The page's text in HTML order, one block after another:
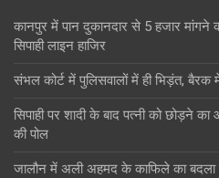
कानपुर में पान दुकानदार से 5 हजार मांगने
सिपाही लाइन हाजिर
संभल कोर्ट में पुलिसवालों में ही भिड़ंत,
सिपाही पर शादी के बाद पत्नी को छोड़ने का
की पोल
जालौन में अली अहमद के काफिले का बदला